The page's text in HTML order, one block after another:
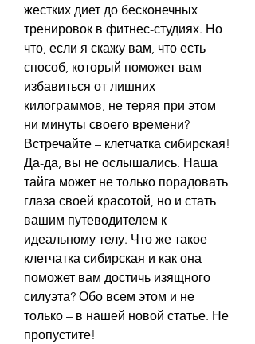
жестких диет до бесконечных
тренировок в фитнес-студиях. Но
что, если я скажу вам, что есть
способ, который поможет вам
избавиться от лишних
килограммов, не теряя при этом
ни минуты своего времени?
Встречайте – клетчатка сибирская!
Да-да, вы не ослышались. Наша
тайга может не только порадовать
глаза своей красотой, но и стать
вашим путеводителем к
идеальному телу. Что же такое
клетчатка сибирская и как она
поможет вам достичь изящного
силуэта? Обо всем этом и не
только – в нашей новой статье. Не
пропустите!